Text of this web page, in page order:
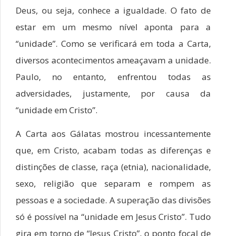
Deus, ou seja, conhece a igualdade. O fato de
estar em um mesmo nível aponta para a
“unidade”. Como se verificará em toda a Carta,
diversos acontecimentos ameaçavam a unidade.
Paulo, no entanto, enfrentou todas as
adversidades, justamente, por causa da
“unidade em Cristo”.
A Carta aos Gálatas mostrou incessantemente
que, em Cristo, acabam todas as diferenças e
distinções de classe, raça (etnia), nacionalidade,
sexo, religião que separam e rompem as
pessoas e a sociedade. A superação das divisões
só é possível na “unidade em Jesus Cristo”. Tudo
gira em torno de “Jesus Cristo”, o ponto focal de